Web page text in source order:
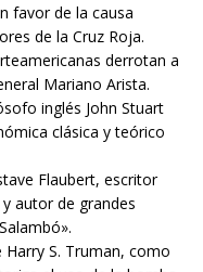
favor de la causa
de la Cruz Roja.
derrotan a
Mariano Arista.
inglés John Stuart
clásica y teórico
Flaubert, escritor
autor de grandes
S. Truman, como